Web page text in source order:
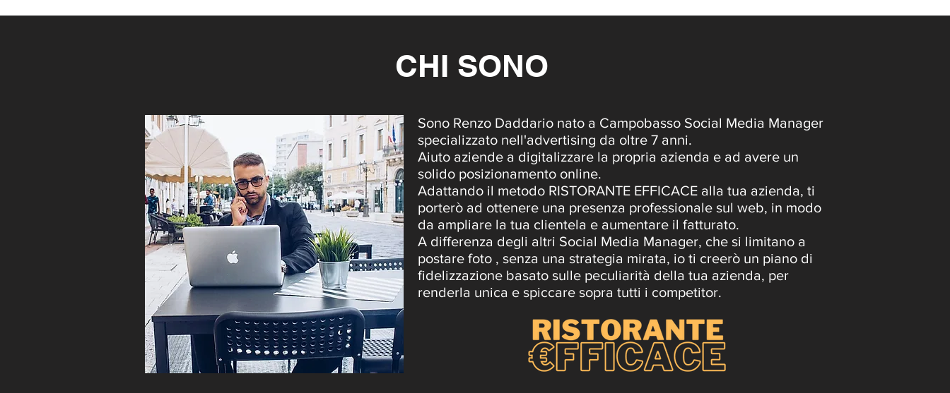
CHI SONO
Sono Renzo Daddario nato a Campobasso Social Media Manager
specializzato nell'advertising da oltre 7 anni.
Aiuto aziende a digitalizzare la propria azienda e ad avere un
solido posizionamento online.
Adattando il metodo RISTORANTE EFFICACE alla tua azienda, ti
porterò ad ottenere una presenza professionale sul web, in modo
da ampliare la tua clientela e aumentare il fatturato.
A differenza degli altri Social Media Manager, che si limitano a
postare foto , senza una strategia mirata, io ti creerò un piano di
fidelizzazione basato sulle peculiarità della tua azienda, per
renderla unica e spiccare sopra tutti i competitor.